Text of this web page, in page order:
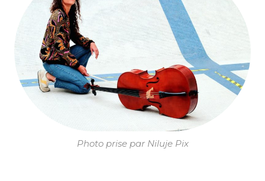
Photo prise par Niluje Pix